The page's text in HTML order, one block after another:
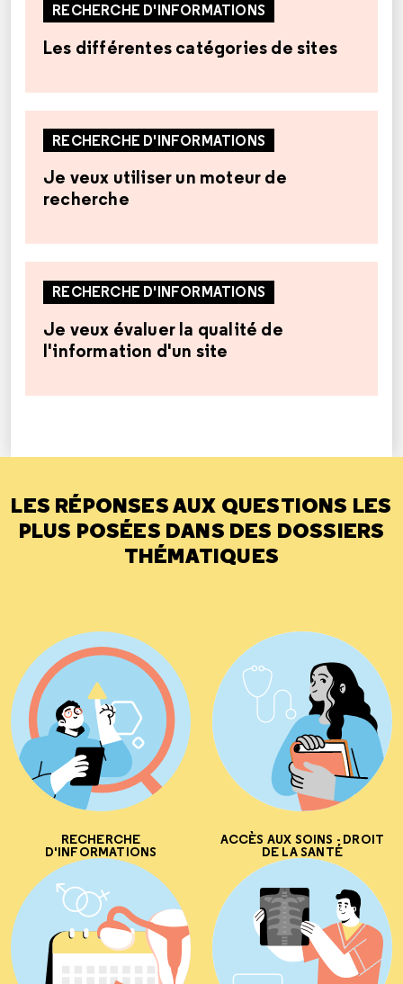
RECHERCHE D'INFORMATIONS
Les différentes catégories de sites
RECHERCHE D'INFORMATIONS
Je veux utiliser un moteur de
recherche
RECHERCHE D'INFORMATIONS
Je veux évaluer la qualité de
l'information d'un site
LES RÉPONSES AUX QUESTIONS LES
PLUS POSÉES DANS DES DOSSIERS
THÉMATIQUES
RECHERCHE
D'INFORMATIONS
ACCÈS AUX SOINS - DROIT
DE LA SANTÉ